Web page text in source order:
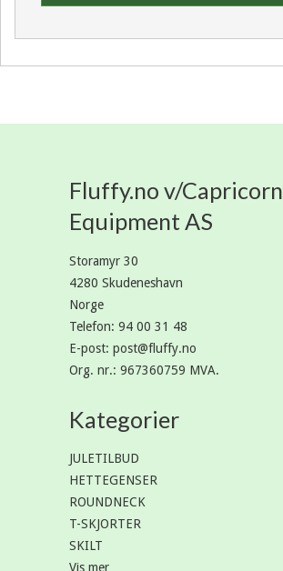
Fluffy.no v/Capricorn
Equipment AS
Storamyr 30
4280 Skudeneshavn
Norge
Telefon: 94 00 31 48
E-post: post@fluffy.no
Org. nr.: 967360759 MVA.
Kategorier
JULETILBUD
HETTEGENSER
ROUNDNECK
T-SKJORTER
SKILT
Vis mer